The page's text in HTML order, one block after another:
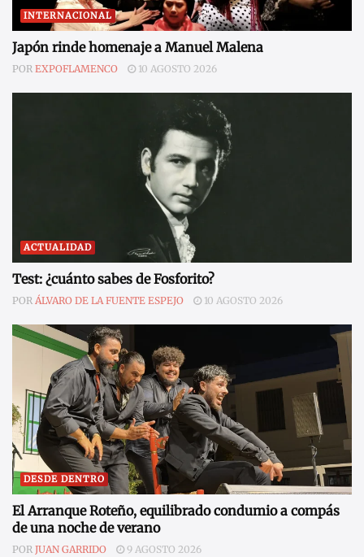
INTERNACIONAL
Japón rinde homenaje a Manuel Malena
POR EXPOFLAMENCO 10 AGOSTO 2026
ACTUALIDAD
Test: ¿cuánto sabes de Fosforito?
POR ÁLVARO DE LA FUENTE ESPEJO 10 AGOSTO 2026
DESDE DENTRO
El Arranque Roteño, equilibrado condumio a compás
de una noche de verano
POR JUAN GARRIDO 9 AGOSTO 2026